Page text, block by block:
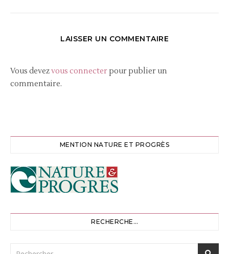
LAISSER UN COMMENTAIRE
Vous devezvous connecterpour publier un
commentaire.
MENTION NATURE ET PROGRÈS
RECHERCHE…